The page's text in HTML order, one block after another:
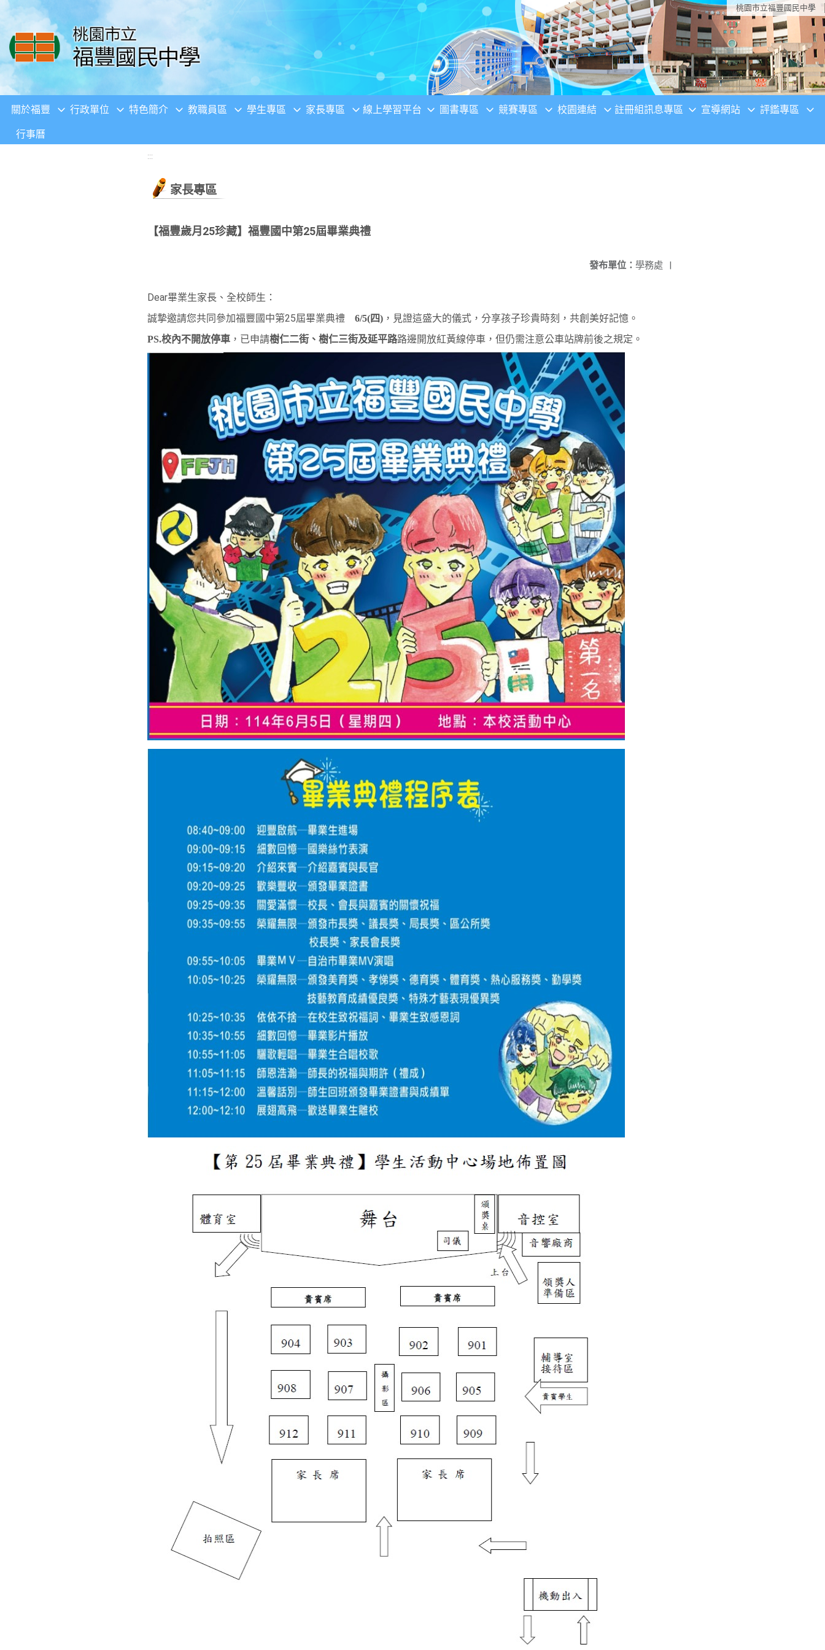
移至網頁之主要內容區位置 桃園市立福豐國民中學
關於福豐 行政單位 特色簡介 教職員區 學生專區 家長專區 線上學習平台 圖書專區 競賽專區 校園連結 註冊組訊息專區 宣導網站 評鑑專區
行事曆
:::
家長專區
【福豐歲月25珍藏】福豐國中第25屆畢業典禮
發布單位： 學務處 |
Dear畢業生家長、全校師生：
誠摯邀請您共同參加福豐國中第25屆畢業典禮 6/5(四) ，見證這盛大的儀式，分享孩子珍貴時刻，共創美好記憶。
PS.校內不開放停車 ，已申請樹仁二街、樹仁三街及延平路路邊開放紅黃線停車，但仍需注意公車站牌前後之規定。